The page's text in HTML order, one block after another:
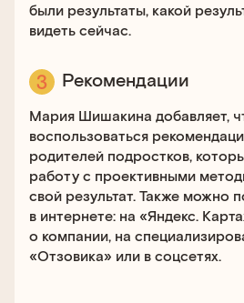
были результаты, какой
видеть сейчас.
Рекомендации
Мария Шишакина добавляет,
воспользоваться
родителей подростков,
работу с проективными
свой результат. Также можно
в интернете: на «Яндекс.
о компании, на
«Отзовика» или в соцсетях.